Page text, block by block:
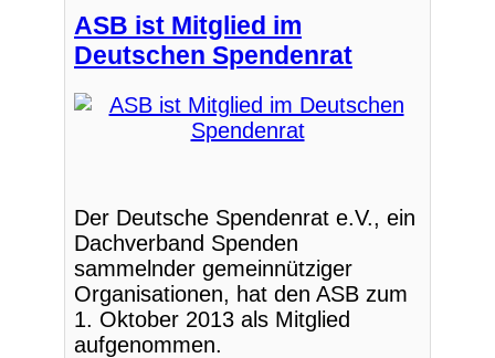
ASB ist Mitglied im
Deutschen Spendenrat
Der Deutsche Spendenrat e.V., ein
Dachverband Spenden
sammelnder gemeinnütziger
Organisationen, hat den ASB zum
1. Oktober 2013 als Mitglied
aufgenommen.